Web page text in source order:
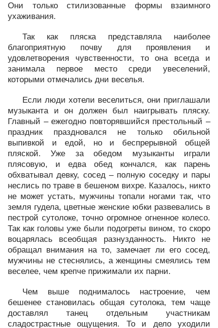
Они только стилизованные формы взаимного
ухаживания.
Так как пляска представляла наиболее
благоприятную почву для проявления и
удовлетворения чувственности, то она всегда и
занимала первое место среди увеселений,
которыми отмечались дни веселья.
Если люди хотели веселиться, они приглашали
музыканта и он должен был наигрывать пляску.
Главный – ежегодно повторявшийся престольный –
праздник праздновался не только обильной
выпивкой и едой, но и беспрерывной общей
пляской. Уже за обедом музыканты играли
плясовую, и едва обед кончался, как парень
обхватывал девку, сосед – полную соседку и пары
неслись по траве в бешеном вихре. Казалось, никто
не может устать, мужчины топали ногами так, что
земля гудела, цветные женские юбки развевались в
пестрой сутолоке, точно огромное огненное колесо.
Так как головы уже были подогреты вином, то скоро
воцарялась всеобщая разнузданность. Никто не
обращал внимания на то, замечает ли его сосед,
мужчины не стеснялись, а женщины смеялись тем
веселее, чем крепче прижимали их парни.
Чем выше поднималось настроение, чем
бешенее становилась общая сутолока, тем чаще
доставлял танец отдельным участникам
сладострастные ощущения. То и дело уходили